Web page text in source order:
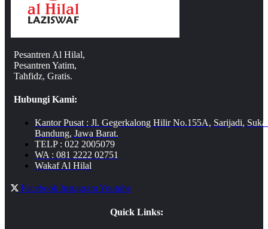
Pesantren Al Hilal,
Pesantren Yatim,
Tahfidz, Gratis.
Hubungi Kami:
Kantor Pusat : Jl. Gegerkalong Hilir No.155A, Sarijadi,
Bandung, Jawa Barat.
TELP : 022 2005079
WA : 081 2222 02751
Wakaf Al Hilal
Facebook InstagramYoutube
Quick Links: